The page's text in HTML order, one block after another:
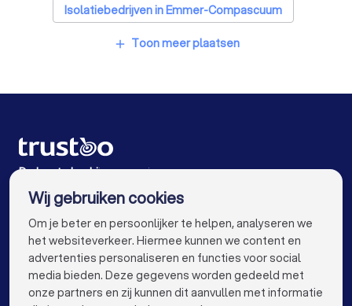
Traprenovatie bedrijven in Nieuw-Buinen
Schoorsteenvegers in Nieuw-Buinen
Meubelmakers in Nieuw-Buinen
Klusjesmannen in Nieuw-Buinen
Isolatiebedrijven in Emmer-Compascuum
Isolatiebedrijven in Winschoten
Isolatiebedrijven in Klazienaveen
Isolatiebedrijven in Amsterdam
Isolatiebedrijven in Rotterdam
Isolatiebedrijven in Den Haag
Isolatiebedrijven in Utrecht
add Toon meer plaatsen
De beste bedrijven voor jou
VOOR PARTICULIEREN keyboard_arrow_down
Wij gebruiken cookies
Om je beter en persoonlijker te helpen, analyseren we
het websiteverkeer. Hiermee kunnen we content en
advertenties personaliseren en functies voor social
media bieden. Deze gegevens worden gedeeld met
onze partners en zij kunnen dit aanvullen met informatie